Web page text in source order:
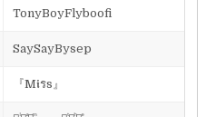
TonyBoyFlyboofi
SaySayBysep
『M𝖎รs』